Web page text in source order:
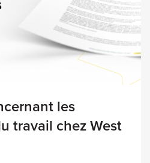
les
travail chez West